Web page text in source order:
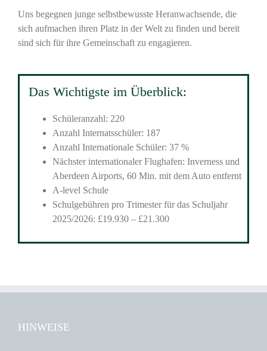
Uns begegnen junge selbstbewusste Heranwachsende, die
sich aufmachen ihren Platz in der Welt zu finden und bereit
sind sich für ihre Gemeinschaft zu engagieren.
Das Wichtigste im Überblick:
Schüleranzahl: 220
Anzahl Internatsschüler: 187
Anzahl Internationale Schüler: 37 %
Nächster internationaler Flughafen: Inverness und
Aberdeen Airports, 60 Min. mit dem Auto entfernt
A-level Schule
Schulgebühren pro Trimester für das Schuljahr
2025/2026: £19.930 – £21.300
HINWEISE